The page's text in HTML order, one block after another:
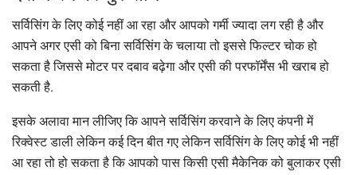
सर्विसिंग के लिए कोई नहीं आ रहा और आपको गर्मी ज्यादा लग रही है और
आपने अगर एसी को बिना सर्विसिंग के चलाया तो इससे फिल्टर चोक हो
सकता है जिससे मोटर पर दबाव बढ़ेगा और एसी की परफॉर्मेंस भी खराब हो
सकती है.
इसके अलावा मान लीजिए कि आपने सर्विसिंग करवाने के लिए कंपनी में
रिक्वेस्ट डाली लेकिन कई दिन बीत गए लेकिन सर्विसिंग के लिए कोई भी नहीं
आ रहा तो हो सकता है कि आपको पास किसी एसी मैकेनिक को बुलाकर एसी